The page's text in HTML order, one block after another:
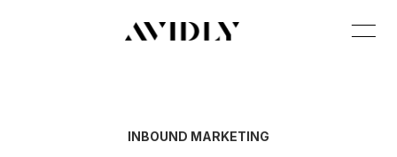
INBOUND MARKETING